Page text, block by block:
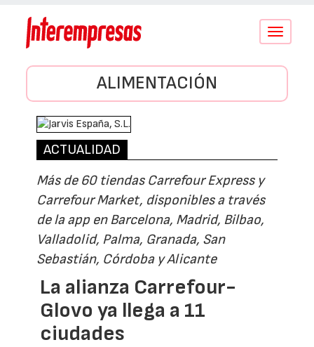
Conmutar
ALIMENTACIÓN
ACTUALIDAD
Más de 60 tiendas Carrefour Express y
Carrefour Market, disponibles a través
de la app en Barcelona, Madrid, Bilbao,
Valladolid, Palma, Granada, San
Sebastián, Córdoba y Alicante
La alianza Carrefour-
Glovo ya llega a 11
ciudades